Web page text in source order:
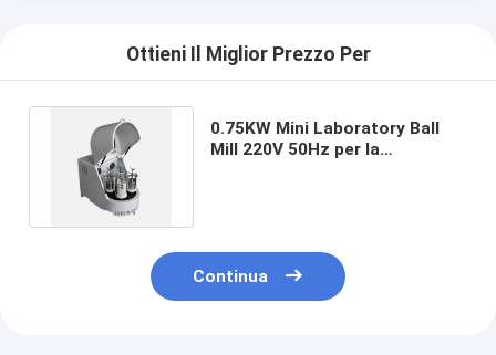
Ottieni Il Miglior Prezzo Per
0.75KW Mini Laboratory Ball
Mill 220V 50Hz per la
Continua